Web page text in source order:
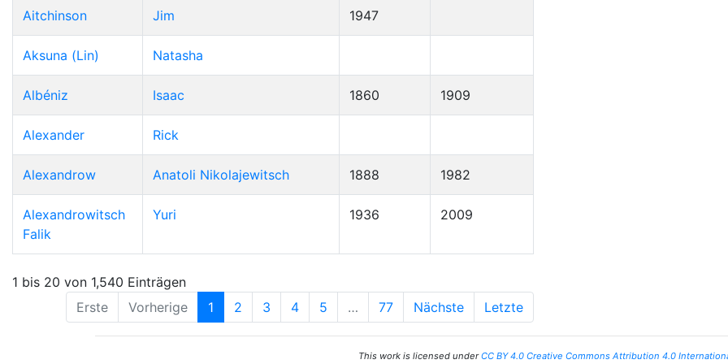
Aitchinson Jim 1947
Aksuna (Lin) Natasha
Albéniz Isaac 1860 1909
Alexander Rick
Alexandrow Anatoli Nikolajewitsch 1888 1982
Alexandrowitsch
Falik
Yuri 1936 2009
1 bis 20 von 1,540 Einträgen
Erste
Vorherige 1 2 3 4 5 … 77 Nächste Letzte
This work is licensed underCC BY 4.0 Creative Commons Attribution 4.0